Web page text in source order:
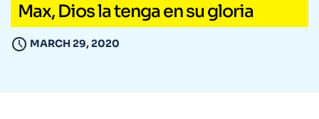
Max, Dios la tenga en su gloria
MARCH 29, 2020